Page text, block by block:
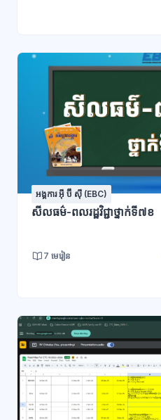
អង្គការ អ៊ី ប៊ី ស៊ី (EBC)
សីលធម៌-ពលរដ្ឋវិជ្ជាថ្នាក់ទី៧ខ
7 មេរៀន